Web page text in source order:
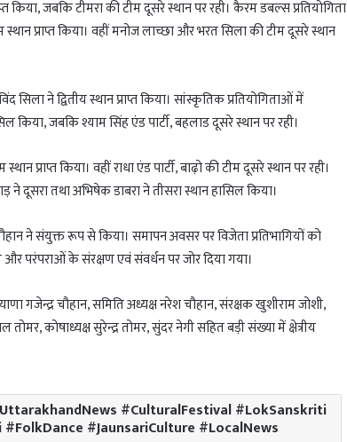
किया, जबकि टीमरा की टीम दूसरे स्थान पर रही। कैरम डबल्स प्रतियोगिता
प्राप्त किया। वहीं मनोज लाच्छा और भरत सिला की टीम दूसरे स्थान
ने द्वितीय स्थान प्राप्त किया। सांस्कृतिक प्रतियोगिताओं में
किया, जबकि श्याम सिंह एंड पार्टी, बहलाड दूसरे स्थान पर रही।
प्राप्त किया। वहीं राधा एंड पार्टी, बाढ़ो की टीम दूसरे स्थान पर रही।
ने दूसरा तथा अभिषेक डाबरा ने तीसरा स्थान हासिल किया।
ने संयुक्त रूप से किया। समापन अवसर पर विजेता प्रतिभागियों को
परंपराओं के संरक्षण एवं संवर्धन पर जोर दिया गया।
गजेन्द्र चौहान, समिति अध्यक्ष नरेश चौहान, संरक्षक खुशीराम जोशी,
तोमर, कोषाध्यक्ष सुरेन्द्र तोमर, सुंदर नेगी सहित बड़ी संख्या में क्षेत्रीय
#CulturalFestival #LokSanskriti
#JaunsariCulture #LocalNews